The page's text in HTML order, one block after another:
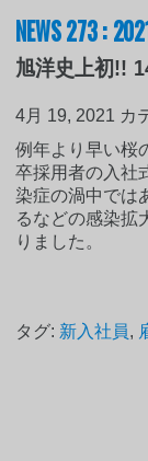
NEWS 273 :
旭洋史上初!!
4月 19, 2021 カ
例年より早い桜
卒採用者の入社
染症の渦中では
るなどの感染拡
りました。
タグ: 新入社員,